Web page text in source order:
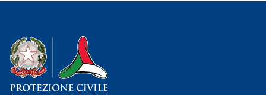
Dipartimento della Protezione Civile